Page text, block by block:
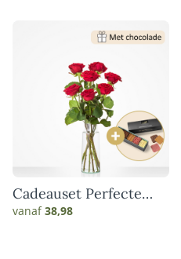
Cadeauset Perfecte
match
vanaf38,98